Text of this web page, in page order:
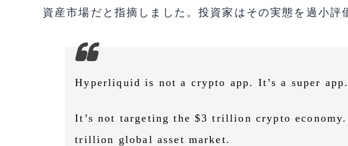
資産市場だと指摘しました。投資家はその実態を過小評
Hyperliquid is not a crypto app. It’s a super app.
It’s not targeting the $3 trillion crypto
trillion global asset market.